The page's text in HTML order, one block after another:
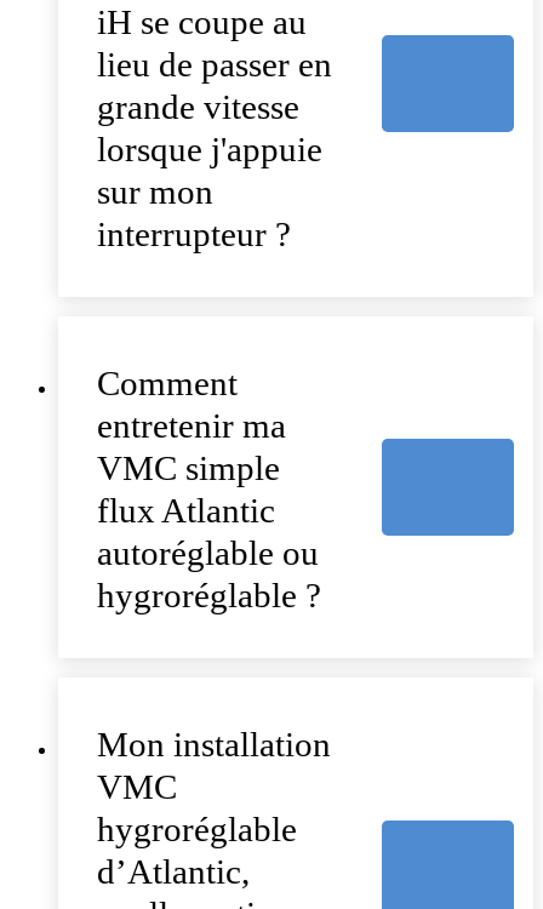
iH se coupe au
lieu de passer en
grande vitesse
lorsque j'appuie
sur mon
interrupteur ?
Comment
entretenir ma
VMC simple
flux Atlantic
autoréglable ou
hygroréglable ?
Mon installation
VMC
hygroréglable
d’Atlantic,